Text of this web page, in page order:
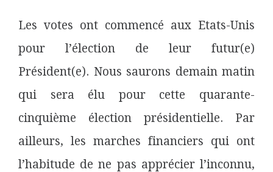
Les votes ont commencé aux Etats-Unis
pour l’élection de leur futur(e)
Président(e). Nous saurons demain matin
qui sera élu pour cette quarante-
cinquième élection présidentielle. Par
ailleurs, les marches financiers qui ont
l’habitude de ne pas apprécier l’inconnu,